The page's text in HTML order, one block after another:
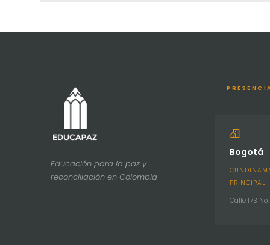
Educación para la paz y
reconciliación en Colombia
Bogotá
PRINCIPAL
Calle 173